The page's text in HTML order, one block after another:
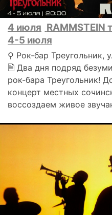
4 июля RAMMSTEIN
4-5 июля
⚲ Рок-бар Треугольник,
🗎 Два дня подряд
рок-бара Треугольник!
концерт местных
воссоздаем живое